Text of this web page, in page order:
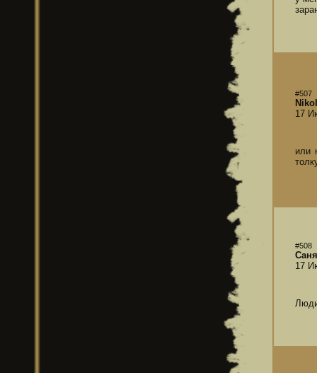
#507
17
или
#508
Саня
17